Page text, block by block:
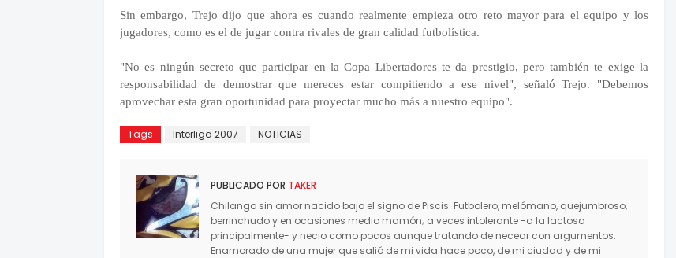
Sin embargo, Trejo dijo que ahora es cuando realmente empieza otro reto mayor para el equipo y los
jugadores, como es el de jugar contra rivales de gran calidad futbolística.
"No es ningún secreto que participar en la Copa Libertadores te da prestigio, pero también te exige la
responsabilidad de demostrar que mereces estar compitiendo a ese nivel", señaló Trejo. "Debemos
aprovechar esta gran oportunidad para proyectar mucho más a nuestro equipo".
Tags Interliga 2007 NOTICIAS
PUBLICADO POR TAKER
Chilango sin amor nacido bajo el signo de Piscis. Futbolero, melómano, quejumbroso,
berrinchudo y en ocasiones medio mamón; a veces intolerante -a la lactosa
principalmente- y necio como pocos aunque tratando de necear con argumentos.
Enamorado de una mujer que salió de mi vida hace poco, de mi ciudad y de mi